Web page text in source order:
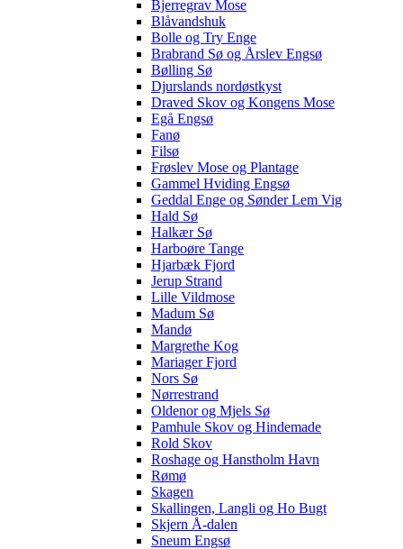
Bjerregrav Mose
Blåvandshuk
Bolle og Try Enge
Brabrand Sø og Årslev Engsø
Bølling Sø
Djurslands nordøstkyst
Draved Skov og Kongens Mose
Egå Engsø
Fanø
Filsø
Frøslev Mose og Plantage
Gammel Hviding Engsø
Geddal Enge og Sønder Lem Vig
Hald Sø
Halkær Sø
Harboøre Tange
Hjarbæk Fjord
Jerup Strand
Lille Vildmose
Madum Sø
Mandø
Margrethe Kog
Mariager Fjord
Nors Sø
Nørrestrand
Oldenor og Mjels Sø
Pamhule Skov og Hindemade
Rold Skov
Roshage og Hanstholm Havn
Rømø
Skagen
Skallingen, Langli og Ho Bugt
Skjern Å-dalen
Sneum Engsø